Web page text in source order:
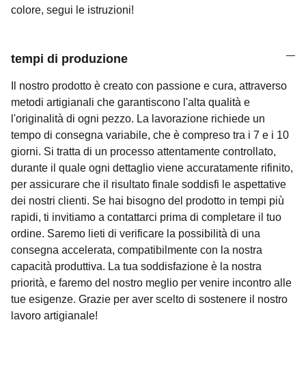
colore, segui le istruzioni!
tempi di produzione
Il nostro prodotto è creato con passione e cura, attraverso
metodi artigianali che garantiscono l'alta qualità e
l'originalità di ogni pezzo. La lavorazione richiede un
tempo di consegna variabile, che è compreso tra i 7 e i 10
giorni. Si tratta di un processo attentamente controllato,
durante il quale ogni dettaglio viene accuratamente rifinito,
per assicurare che il risultato finale soddisfi le aspettative
dei nostri clienti. Se hai bisogno del prodotto in tempi più
rapidi, ti invitiamo a contattarci prima di completare il tuo
ordine. Saremo lieti di verificare la possibilità di una
consegna accelerata, compatibilmente con la nostra
capacità produttiva. La tua soddisfazione è la nostra
priorità, e faremo del nostro meglio per venire incontro alle
tue esigenze. Grazie per aver scelto di sostenere il nostro
lavoro artigianale!